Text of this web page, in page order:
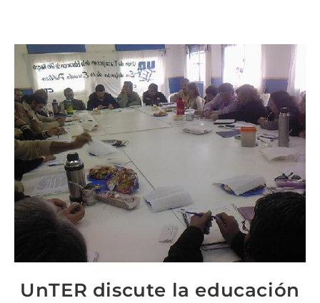
UnTER discute la educación